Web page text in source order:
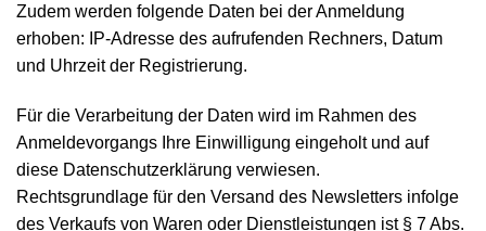
Zudem werden folgende Daten bei der Anmeldung
erhoben: IP-Adresse des aufrufenden Rechners, Datum
und Uhrzeit der Registrierung.
Für die Verarbeitung der Daten wird im Rahmen des
Anmeldevorgangs Ihre Einwilligung eingeholt und auf
diese Datenschutzerklärung verwiesen.
Rechtsgrundlage für den Versand des Newsletters infolge
des Verkaufs von Waren oder Dienstleistungen ist § 7 Abs.